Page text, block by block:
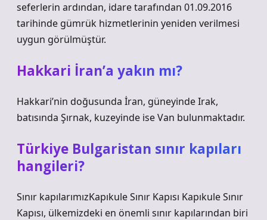
seferlerin ardından, idare tarafından 01.09.2016
tarihinde gümrük hizmetlerinin yeniden verilmesi
uygun görülmüştür.
Hakkari İran’a yakın mı?
Hakkari’nin doğusunda İran, güneyinde Irak,
batısında Şırnak, kuzeyinde ise Van bulunmaktadır.
Türkiye Bulgaristan sınır kapıları
hangileri?
Sınır kapılarımızKapıkule Sınır Kapısı Kapıkule Sınır
Kapısı, ülkemizdeki en önemli sınır kapılarından biri